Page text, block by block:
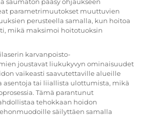
parametrimuutokset muuttuvien
perusteella samalla, kun hoitoa
mikä maksimoi hoitotuoksin
karvanpoisto-
joustavat liukukyvyn ominaisuudet
vaikeasti saavutettaville alueille
asentoja tai liiallista ulottumista, mikä
Tämä parantunut
tehokkaan hoidon
säilyttäen samalla